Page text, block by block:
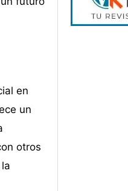
en
un
otros